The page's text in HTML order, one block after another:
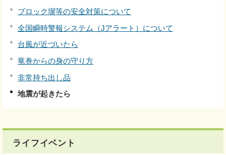
ブロック塀等の安全対策について
全国瞬時警報システム（Jアラート）について
台風が近づいたら
竜巻からの身の守り方
非常持ち出し品
地震が起きたら
ライフイベント